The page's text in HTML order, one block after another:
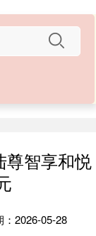
尊智享和悦
：2026-05-28